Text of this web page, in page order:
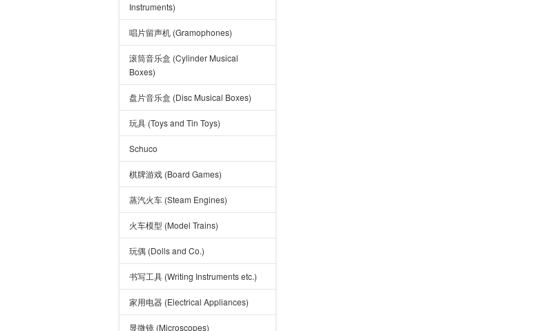
Instruments)
唱片留声机 (Gramophones)
滚筒音乐盒 (Cylinder Musical
Boxes)
盘片音乐盒 (Disc Musical Boxes)
玩具 (Toys and Tin Toys)
Schuco
棋牌游戏 (Board Games)
蒸汽火车 (Steam Engines)
火车模型 (Model Trains)
玩偶 (Dolls and Co.)
书写工具 (Writing Instruments etc.)
家用电器 (Electrical Appliances)
显微镜 (Microscopes)